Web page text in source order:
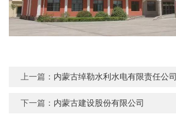
上一篇： 内蒙古绰勒水利水电有限责任公司
下一篇： 内蒙古建设股份有限公司